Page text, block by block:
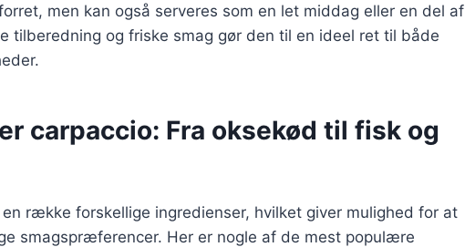
men kan også serveres som en let middag eller en del af
tilberedning og friske smag gør den til en ideel ret til både
carpaccio: Fra oksekød til fisk og
række forskellige ingredienser, hvilket giver mulighed for at
smagspræferencer. Her er nogle af de mest populære